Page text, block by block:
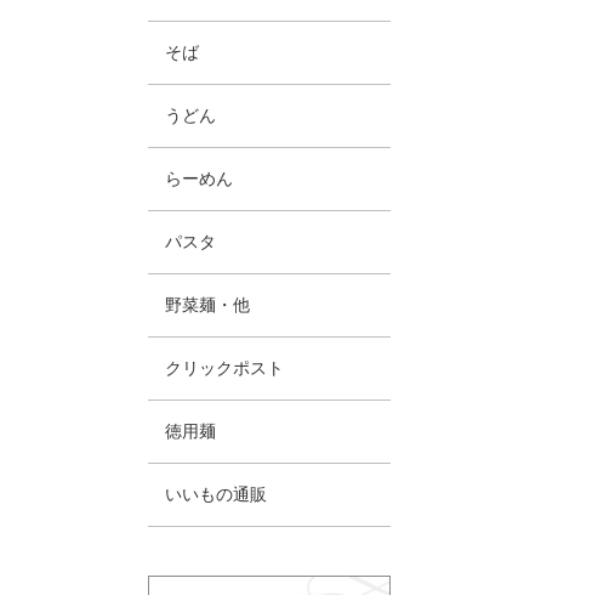
そば
うどん
らーめん
パスタ
野菜麺・他
クリックポスト
徳用麺
いいもの通販